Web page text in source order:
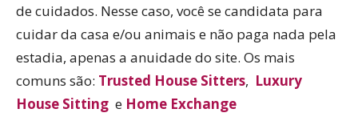
de cuidados. Nesse caso, você se candidata para
cuidar da casa e/ou animais e não paga nada pela
estadia, apenas a anuidade do site. Os mais
comuns são: Trusted House Sitters, Luxury
House Sitting e Home Exchange